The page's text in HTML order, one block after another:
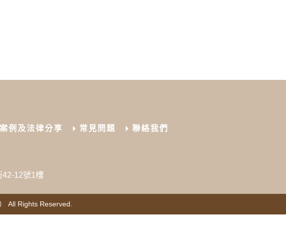
案例及法律分享 常見問題 聯絡我們
42-12號1樓
All Rights Reserved.